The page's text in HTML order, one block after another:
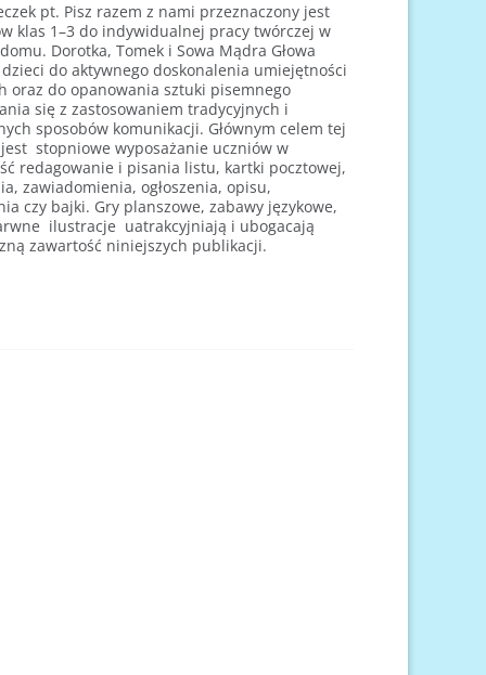
pt. Pisz razem z nami przeznaczony jest
klas 1–3 do indywidualnej pracy twórczej w
Dorotka, Tomek i Sowa Mądra Głowa
do aktywnego doskonalenia umiejętności
oraz do opanowania sztuki pisemnego
się z zastosowaniem tradycyjnych i
sposobów komunikacji. Głównym celem tej
stopniowe wyposażanie uczniów w
redagowanie i pisania listu, kartki pocztowej,
zawiadomienia, ogłoszenia, opisu,
czy bajki. Gry planszowe, zabawy językowe,
ilustracje uatrakcyjniają i ubogacają
zawartość niniejszych publikacji.